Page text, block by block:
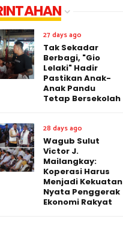
27 days ago
Tak Sekadar
Berbagi, "Gio
Lelaki" Hadir
Pastikan Anak-
Anak Pandu
Tetap Bersekolah
28 days ago
Wagub Sulut
Victor J.
Mailangkay:
Koperasi Harus
Menjadi Kekuatan
Nyata Penggerak
Ekonomi Rakyat